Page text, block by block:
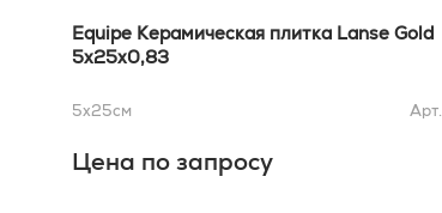
Equipe Керамическая плитка Lanse Gold
5x25x0,83
5x25см Арт.
Цена по запросу